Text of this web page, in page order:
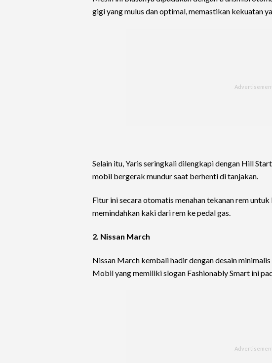
gigi yang mulus dan optimal, memastikan kekuatan
Selain itu, Yaris seringkali dilengkapi dengan Hill
mobil bergerak mundur saat berhenti di tanjakan.
Fitur ini secara otomatis menahan tekanan rem
memindahkan kaki dari rem ke pedal gas.
2. Nissan March
Nissan March kembali hadir dengan desain
Mobil yang memiliki slogan Fashionably Smart ini